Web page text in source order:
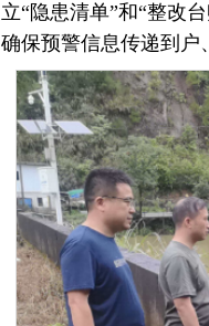
立“隐患清单”和“整改
确保预警信息传递到户